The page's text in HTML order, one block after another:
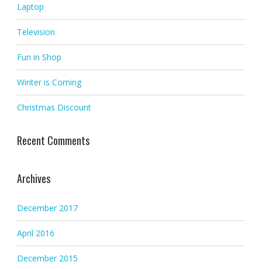
Laptop
Television
Fun in Shop
Winter is Coming
Christmas Discount
Recent Comments
Archives
December 2017
April 2016
December 2015